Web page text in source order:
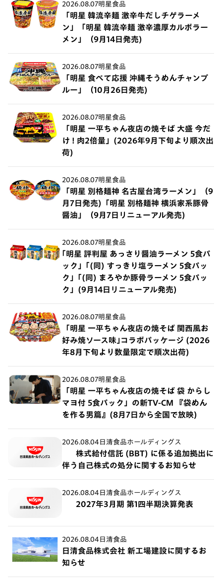
2026.08.07明星食品
「明星 韓流辛麺 激辛牛だしチゲラーメ
ン」「明星 韓流辛麺 激辛濃厚カルボラー
メン」（9月14日発売)
2026.08.07明星食品
「明星 食べて応援 沖縄そうめんチャンプ
ルー」（10月26日発売)
2026.08.07明星食品
「明星 一平ちゃん夜店の焼そば 大盛 今だ
け ! 肉2倍量」(2026年9月下旬より順次出
荷)
2026.08.07明星食品
「明星 別格麺神 名古屋台湾ラーメン」（9
月7日発売)「明星 別格麺神 横浜家系豚骨
醤油」（9月7日リニューアル発売)
2026.08.07明星食品
｢明星 評判屋 あっさり醤油ラーメン 5食パ
ック」｢(同) すっきり塩ラーメン 5食パッ
ク」｢(同) まろやか豚骨ラーメン 5食パッ
ク」(9月14日リニューアル発売)
2026.08.07明星食品
「明星 一平ちゃん夜店の焼そば 関西風お
好み焼ソース味｣コラボパッケージ (2026
年8月下旬より数量限定で順次出荷)
2026.08.07明星食品
「明星 一平ちゃん夜店の焼そば 袋 からし
マヨ付 5食パック」の新TV-CM 『袋めん
を作る男篇』(8月7日から全国で放映)
2026.08.04 日清食品ホールディングス
株式給付信託 (BBT) に係る追加拠出に
伴う自己株式の処分に関するお知らせ
2026.08.04 日清食品ホールディングス
2027年3月期 第1四半期決算発表
2026.08.04 日清食品
日清食品株式会社 新工場建設に関するお
知らせ